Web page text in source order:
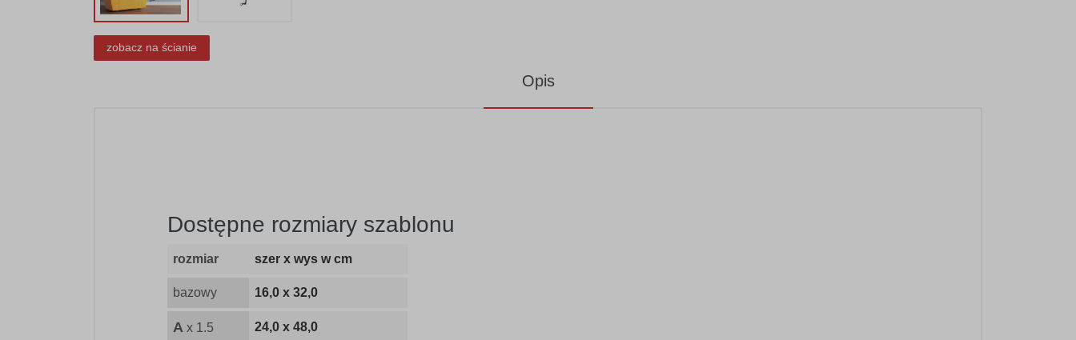
zobacz na ścianie
Opis
Dostępne rozmiary szablonu
rozmiar szer x wys w cm
bazowy 16,0 x 32,0
A x 1.5 24,0 x 48,0